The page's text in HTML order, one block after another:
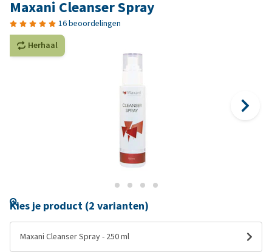
Maxani Cleanser Spray
16 beoordelingen
Herhaal
Kies je product (2 varianten)
Maxani Cleanser Spray - 250 ml